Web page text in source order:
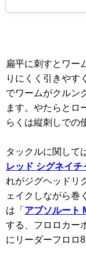
扁平に刺すとワー
りにくく引きやす
でワームがクルン
ます。やたらとロ
らくは縦刺しでの
タックルに関して
レッド シグネイチ
れがジグヘッドリ
ェイクしながら巻
は「 アブソルート
する、フロロカー
にリーダーフロロ